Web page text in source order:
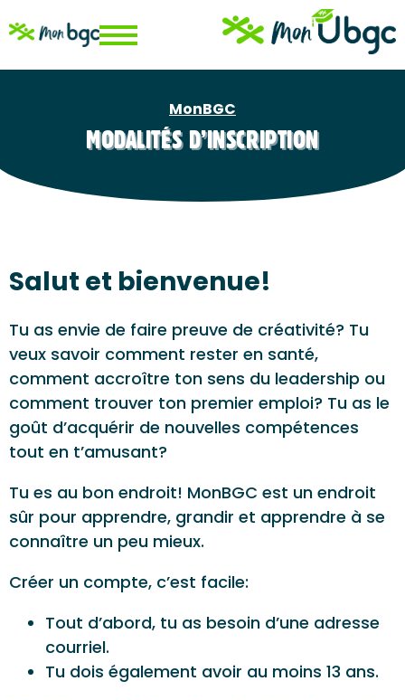
au
d'Ariane
MonBGC
MODALITÉS D’INSCRIPTION
Salut et bienvenue!
Tu as envie de faire preuve de créativité? Tu
veux savoir comment rester en santé,
comment accroître ton sens du leadership ou
comment trouver ton premier emploi? Tu as le
goût d’acquérir de nouvelles compétences
tout en t’amusant?
Tu es au bon endroit! MonBGC est un endroit
sûr pour apprendre, grandir et apprendre à se
connaître un peu mieux.
Créer un compte, c’est facile:
Tout d’abord, tu as besoin d’une adresse
courriel.
Tu dois également avoir au moins 13 ans.